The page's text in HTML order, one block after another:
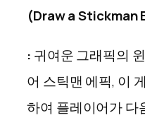
(Draw a Stickman
: 귀여운 그래픽의
어 스틱맨 에픽, 이
하여 플레이어가 다